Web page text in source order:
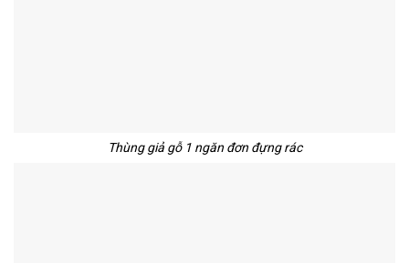
Thùng giả gỗ 1 ngăn đơn đựng rác